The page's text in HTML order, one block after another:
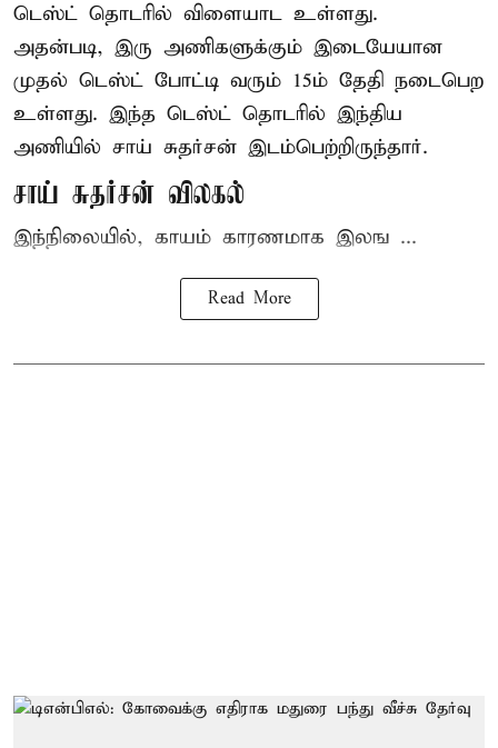
டெஸ்ட் தொடரில் விளையாட உள்ளது.
அதன்படி, இரு அணிகளுக்கும் இடையேயான
முதல் டெஸ்ட் போட்டி வரும் 15ம் தேதி நடைபெற
உள்ளது. இந்த டெஸ்ட் தொடரில் இந்திய
அணியில் சாய் சுதர்சன் இடம்பெற்றிருந்தார்.
சாய் சுதர்சன் விலகல்
இந்நிலையில், காயம் காரணமாக இலங ...
Read More